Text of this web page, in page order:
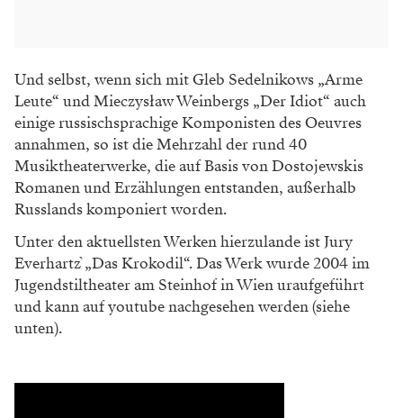
Und selbst, wenn sich mit Gleb Sedelnikows „Arme
Leute“ und Mieczysław Weinbergs „Der Idiot“ auch
einige russischsprachige Komponisten des Oeuvres
annahmen, so ist die Mehrzahl der rund 40
Musiktheaterwerke, die auf Basis von Dostojewskis
Romanen und Erzählungen entstanden, außerhalb
Russlands komponiert worden.
Unter den aktuellsten Werken hierzulande ist Jury
Everhartz` „Das Krokodil“. Das Werk wurde 2004 im
Jugendstiltheater am Steinhof in Wien uraufgeführt
und kann auf youtube nachgesehen werden (siehe
unten).